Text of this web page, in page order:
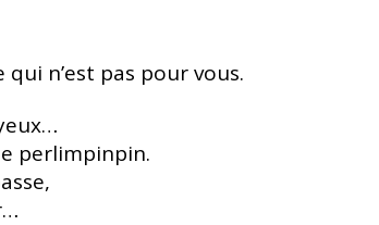
n’est pas pour vous.
perlimpinpin.